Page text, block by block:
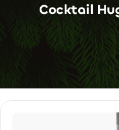
Cocktail